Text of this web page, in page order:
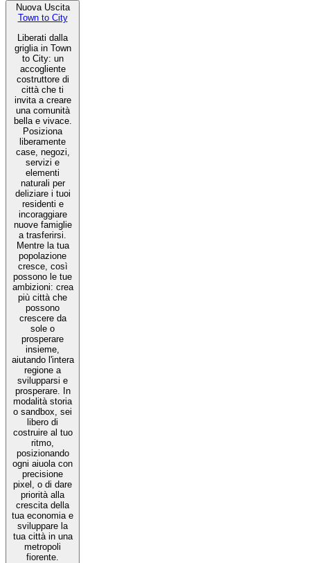
Nuova Uscita
Town to City
Liberati dalla
griglia in Town
to City: un
accogliente
costruttore di
città che ti
invita a creare
una comunità
bella e vivace.
Posiziona
liberamente
case, negozi,
servizi e
elementi
naturali per
deliziare i tuoi
residenti e
incoraggiare
nuove famiglie
a trasferirsi.
Mentre la tua
popolazione
cresce, così
possono le tue
ambizioni: crea
più città che
possono
crescere da
sole o
prosperare
insieme,
aiutando l'intera
regione a
svilupparsi e
prosperare. In
modalità storia
o sandbox, sei
libero di
costruire al tuo
ritmo,
posizionando
ogni aiuola con
precisione
pixel, o di dare
priorità alla
crescita della
tua economia e
sviluppare la
tua città in una
metropoli
fiorente.